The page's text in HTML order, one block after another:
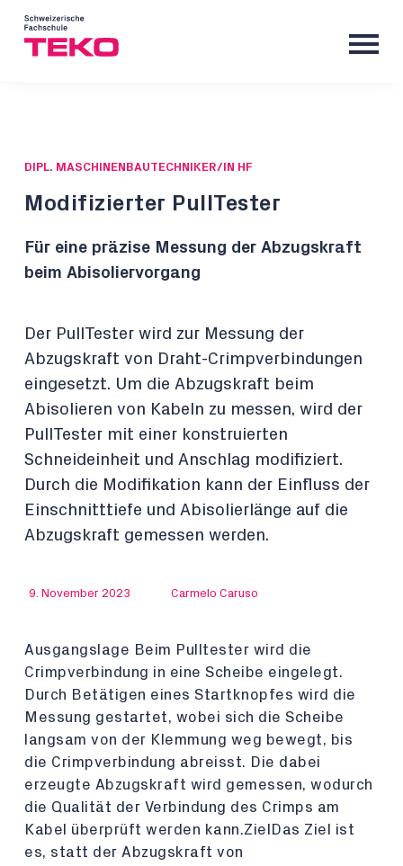
DIPL. MASCHINENBAUTECHNIKER/IN HF
Modifizierter PullTester
Für eine präzise Messung der Abzugskraft
beim Abisoliervorgang
Der PullTester wird zur Messung der
Abzugskraft von Draht-Crimpverbindungen
eingesetzt. Um die Abzugskraft beim
Abisolieren von Kabeln zu messen, wird der
PullTester mit einer konstruierten
Schneideinheit und Anschlag modifiziert.
Durch die Modifikation kann der Einfluss der
Einschnitttiefe und Abisolierlänge auf die
Abzugskraft gemessen werden.
9. November 2023 Carmelo Caruso
Ausgangslage Beim Pulltester wird die
Crimpverbindung in eine Scheibe eingelegt.
Durch Betätigen eines Startknopfes wird die
Messung gestartet, wobei sich die Scheibe
langsam von der Klemmung weg bewegt, bis
die Crimpverbindung abreisst. Die dabei
erzeugte Abzugskraft wird gemessen, wodurch
die Qualität der Verbindung des Crimps am
Kabel überprüft werden kann.ZielDas Ziel ist
es, statt der Abzugskraft von